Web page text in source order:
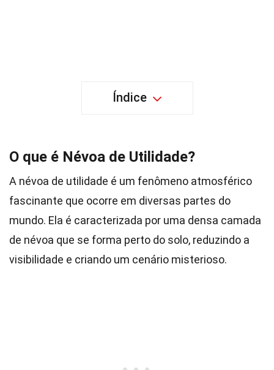
Índice
O que é Névoa de Utilidade?
A névoa de utilidade é um fenômeno atmosférico
fascinante que ocorre em diversas partes do
mundo. Ela é caracterizada por uma densa camada
de névoa que se forma perto do solo, reduzindo a
visibilidade e criando um cenário misterioso.